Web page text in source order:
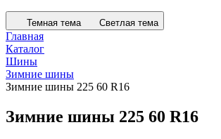
Темная тема Светлая тема
Главная
Каталог
Шины
Зимние шины
Зимние шины 225 60 R16
Зимние шины 225 60 R16